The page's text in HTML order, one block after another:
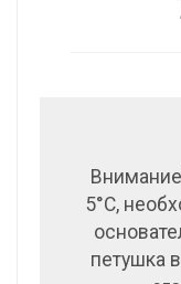
5°C,
петушка